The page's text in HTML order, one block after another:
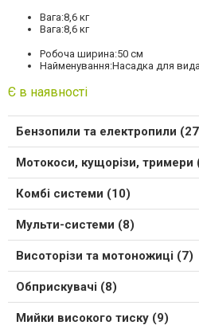
Вага:8,6 кг
Вага:8,6 кг
Робоча ширина:50 см
Найменування:Насадка для
Є в наявності
Бензопили та електропили
Мотокоси, кущорізи, тримери
Комбі системи (10)
Мульти-системи (8)
Висоторізи та мотоножиці (7)
Обприскувачі (8)
Мийки високого тиску (9)